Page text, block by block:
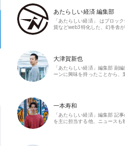
あたらしい経済 編集部
「あたらしい経済」 はブロッ
貨などweb3特化した、幻冬舎
大津賀新也
「あたらしい経済」編集部 副
ーンに興味を持ったことから
一本寿和
「あたらしい経済」編集部 記
を主に担当する他、ニュース